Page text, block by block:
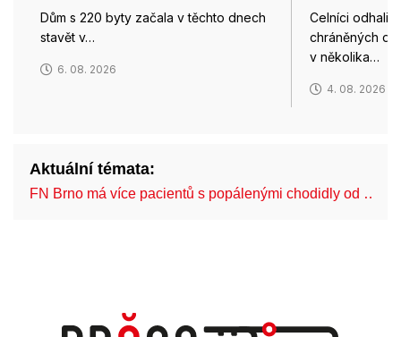
Dům s 220 byty začala v těchto dnech
stavět v…
6. 08. 2026
Celníci odhalili
chráněných
v několika…
4. 08. 2026
Aktuální témata:
FN Brno má více pacientů s popálenými chodidly od …